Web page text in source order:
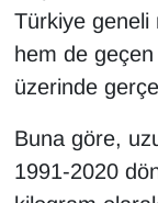
Türkiye geneli
hem de geçen
üzerinde
Buna göre,
1991-2020
Kamu
Kim
Kültür &
KURDÎ